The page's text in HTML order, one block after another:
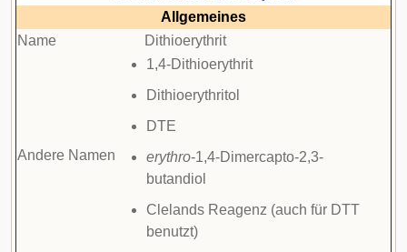
Allgemeines
Name
Dithioerythrit
Andere Namen
1,4-Dithioerythrit
Dithioerythritol
DTE
erythro-1,4-Dimercapto-2,3-
butandiol
Clelands Reagenz (auch für DTT
benutzt)